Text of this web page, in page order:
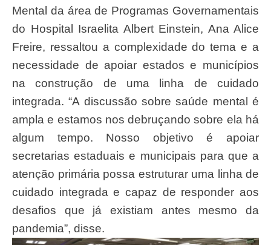
Mental da área de Programas Governamentais
do Hospital Israelita Albert Einstein, Ana Alice
Freire, ressaltou a complexidade do tema e a
necessidade de apoiar estados e municípios
na construção de uma linha de cuidado
integrada. “A discussão sobre saúde mental é
ampla e estamos nos debruçando sobre ela há
algum tempo. Nosso objetivo é apoiar
secretarias estaduais e municipais para que a
atenção primária possa estruturar uma linha de
cuidado integrada e capaz de responder aos
desafios que já existiam antes mesmo da
pandemia”, disse.